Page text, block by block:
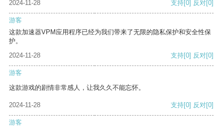
2024-11-28 支持[0] 反对[0]
游客
这款加速器VPM应用程序已经为我们带来了无限的隐私保护和安全性保
护。
2024-11-28
支持[0] 反对[0]
游客
这款游戏的剧情非常感人，让我久久不能忘怀。
2024-11-28 支持[0] 反对[0]
游客